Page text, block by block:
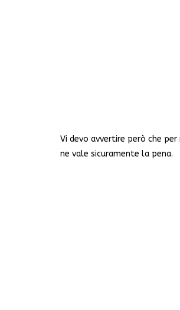
Vi devo avvertire però che
ne vale sicuramente la pena.